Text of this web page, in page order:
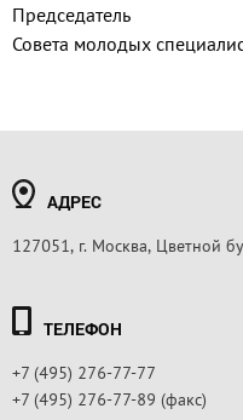
Председатель
Совета молодых
АДРЕС
127051, г. Москва, Цветной
ТЕЛЕФОН
+7 (495) 276-77-77
+7 (495) 276-77-89 (факс)